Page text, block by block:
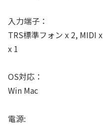
入力端子：
TRS標準フォン x 2, MIDI
x 1
OS対応：
Win Mac
電源: